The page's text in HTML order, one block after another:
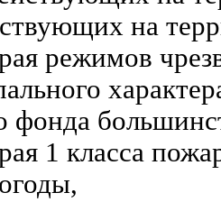
на
режимов
фонда
1 класса